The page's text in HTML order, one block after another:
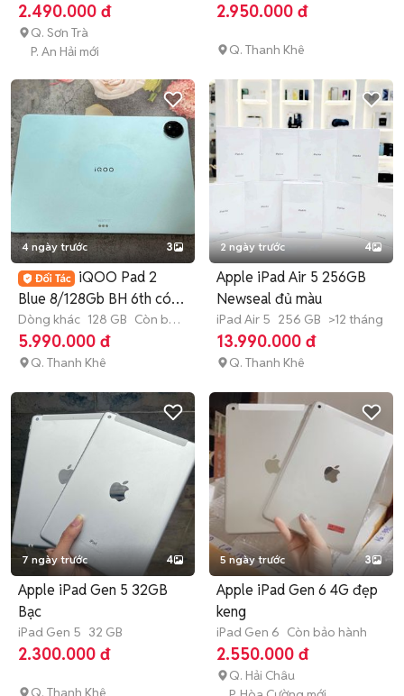
2.490.000 đ
Q. Sơn Trà
P. An Hải mới
2.950.000 đ
Q. Thanh Khê
4 ngày trước 3
iQOO Pad 2
Blue 8/128Gb BH 6th có
trả góp
Dòng khác 128 GB Còn bảo
hành
5.990.000 đ
Q. Thanh Khê
2 ngày trước 4
Apple iPad Air 5 256GB
Newseal đủ màu
iPad Air 5 256 GB >12 tháng
13.990.000 đ
Q. Thanh Khê
7 ngày trước 4
Apple iPad Gen 5 32GB
Bạc
iPad Gen 5 32 GB
2.300.000 đ
Q. Thanh Khê
5 ngày trước 3
Apple iPad Gen 6 4G đẹp
keng
iPad Gen 6 Còn bảo hành
2.550.000 đ
Q. Hải Châu